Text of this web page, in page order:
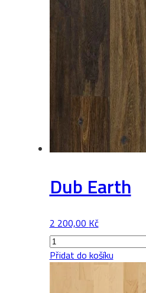
Dub Earth
2 200,00 Kč
Dub
Earth
množství
Přidat do košíku